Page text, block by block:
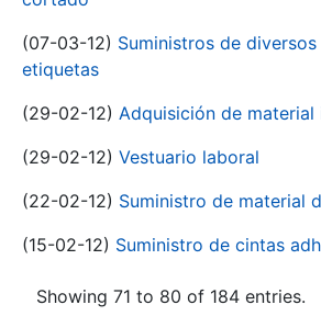
(07-03-12) Suministros de
etiquetas
(29-02-12) Adquisición de
(29-02-12) Vestuario laboral
(22-02-12) Suministro de material
(15-02-12) Suministro de cintas
Showing 71 to 80 of 184 entries.